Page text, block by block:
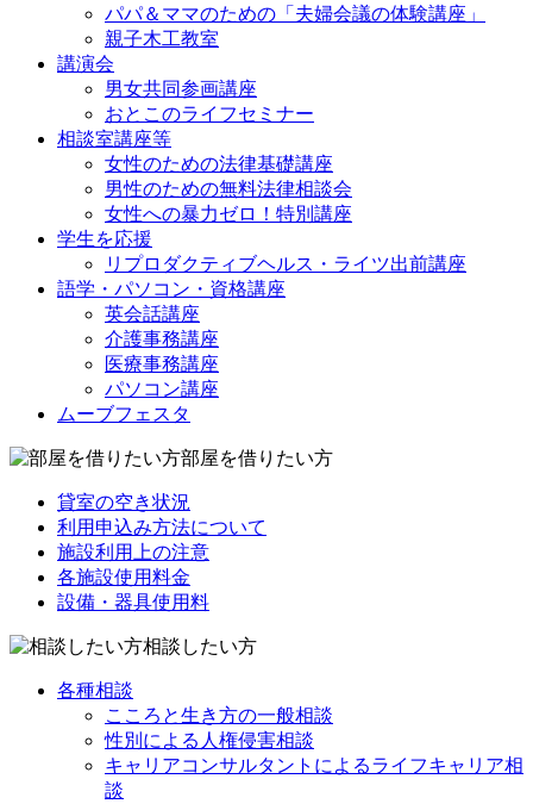
パパ＆ママのための「夫婦会議の体験講座」
親子木工教室
講演会
男女共同参画講座
おとこのライフセミナー
相談室講座等
女性のための法律基礎講座
男性のための無料法律相談会
女性への暴力ゼロ！特別講座
学生を応援
リプロダクティブヘルス・ライツ出前講座
語学・パソコン・資格講座
英会話講座
介護事務講座
医療事務講座
パソコン講座
ムーブフェスタ
部屋を借りたい方
貸室の空き状況
利用申込み方法について
施設利用上の注意
各施設使用料金
設備・器具使用料
相談したい方
各種相談
こころと生き方の一般相談
性別による人権侵害相談
キャリアコンサルタントによるライフキャリア相
談